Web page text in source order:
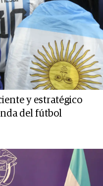
y estratégico
del fútbol